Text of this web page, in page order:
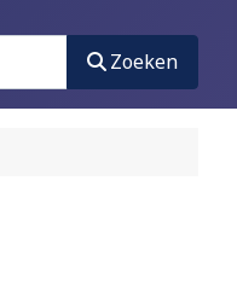
Zoeken